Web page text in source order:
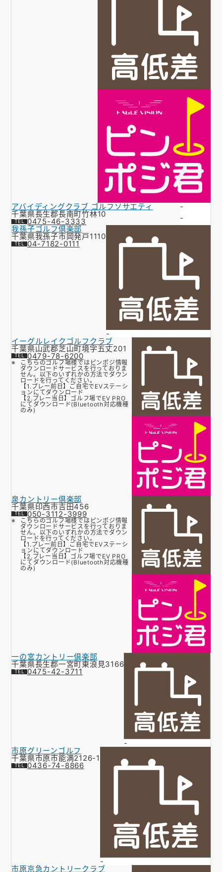
アバイディングクラブ ゴルフソサエティ
千葉県長生郡長南町竹林10
0475-46-3333
-
-
我孫子ゴルフ倶楽部
千葉県我孫子市岡発戸1110
04-7182-0111
-
イーグルレイクゴルフクラブ
千葉県山武郡芝山町境字五丈201
0479-78-6200
こちらのゴルフ場様ではピンポジ情報
ダウンロードサービスを行っておりま
せん。以下のいずれかの方法でダウン
ロードを行ってください。
【1.プレー前日】ご自宅でEVステーシ
ョンにてダウンロード
【2.プレー当日】ゴルフ場でEV PRO
にてダウンロード(Bluetooth対応機種
のみ)
泉カントリー倶楽部
千葉県印西市吉田456
050-3112-3999
こちらのゴルフ場様ではピンポジ情報
ダウンロードサービスを行っておりま
せん。以下のいずれかの方法でダウン
ロードを行ってください。
【1.プレー前日】ご自宅でEVステーシ
ョンにてダウンロード
【2.プレー当日】ゴルフ場でEV PRO
にてダウンロード(Bluetooth対応機種
のみ)
一の宮カントリー倶楽部
千葉県長生郡一宮町東浪見3166
0475-42-3711
-
市原グリーンゴルフ
千葉県市原市能満2126-1
0436-74-8866
-
市原京急カントリークラブ